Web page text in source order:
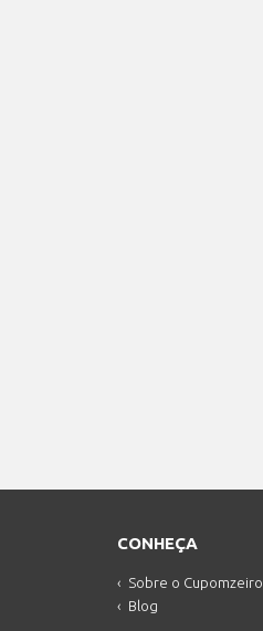
CONHEÇA
Sobre o Cupomzeiro
Blog